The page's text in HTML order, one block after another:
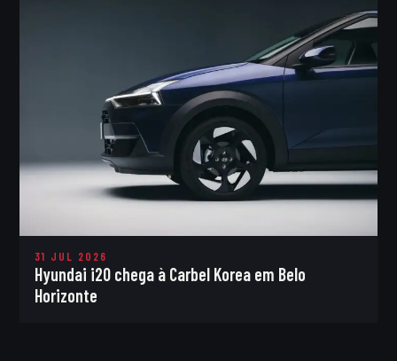
31 JUL 2026
Hyundai i20 chega à Carbel Korea em Belo
Horizonte